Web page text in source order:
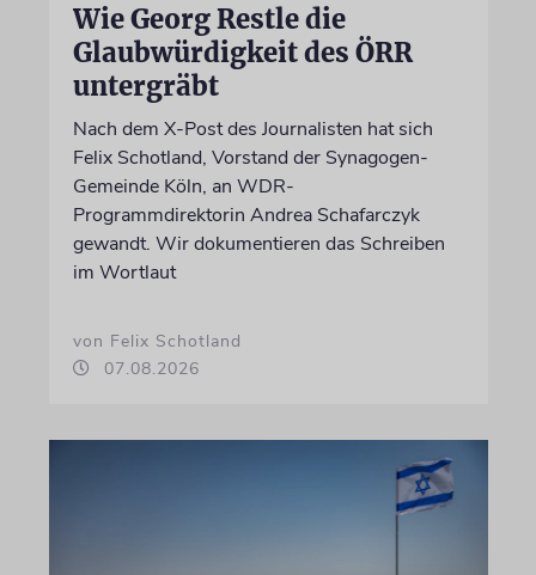
Wie Georg Restle die
Glaubwürdigkeit des ÖRR
untergräbt
Nach dem X-Post des Journalisten hat sich
Felix Schotland, Vorstand der Synagogen-
Gemeinde Köln, an WDR-
Programmdirektorin Andrea Schafarczyk
gewandt. Wir dokumentieren das Schreiben
im Wortlaut
von Felix Schotland
07.08.2026